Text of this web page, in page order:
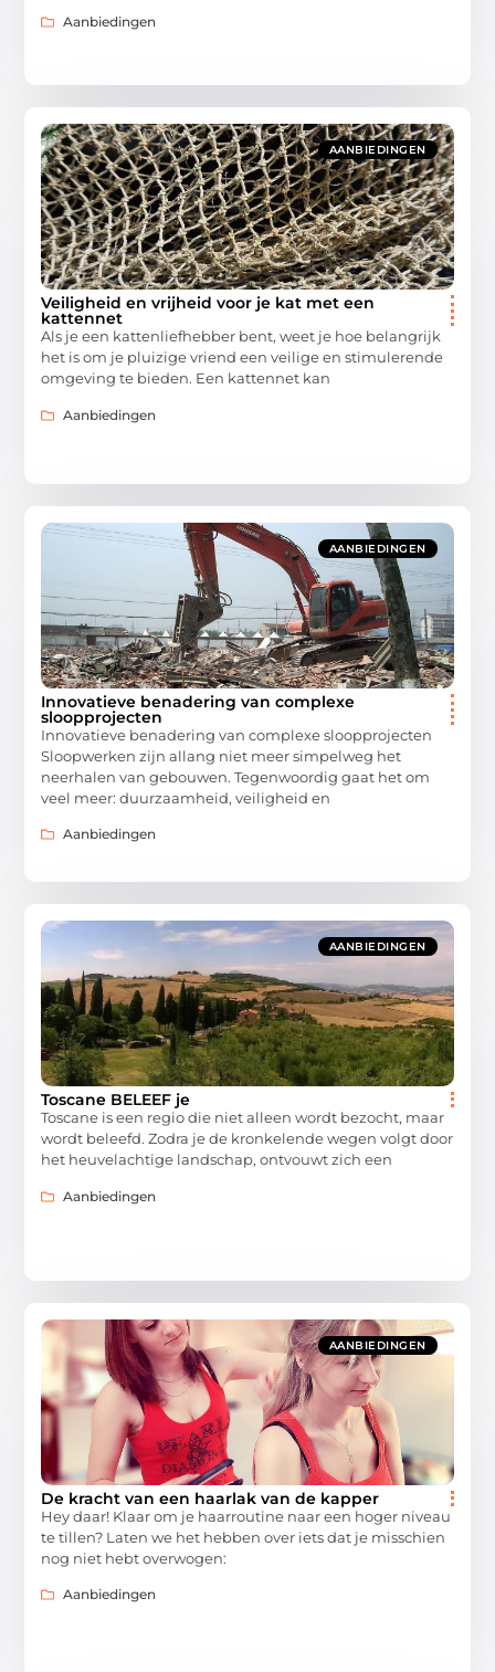
Aanbiedingen
AANBIEDINGEN
Veiligheid en vrijheid voor je kat met een
kattennet
Als je een kattenliefhebber bent, weet je hoe belangrijk
het is om je pluizige vriend een veilige en stimulerende
omgeving te bieden. Een kattennet kan
Aanbiedingen
AANBIEDINGEN
Innovatieve benadering van complexe
sloopprojecten
Innovatieve benadering van complexe sloopprojecten
Sloopwerken zijn allang niet meer simpelweg het
neerhalen van gebouwen. Tegenwoordig gaat het om
veel meer: duurzaamheid, veiligheid en
Aanbiedingen
AANBIEDINGEN
Toscane BELEEF je
Toscane is een regio die niet alleen wordt bezocht, maar
wordt beleefd. Zodra je de kronkelende wegen volgt door
het heuvelachtige landschap, ontvouwt zich een
Aanbiedingen
AANBIEDINGEN
De kracht van een haarlak van de kapper
Hey daar! Klaar om je haarroutine naar een hoger niveau
te tillen? Laten we het hebben over iets dat je misschien
nog niet hebt overwogen:
Aanbiedingen